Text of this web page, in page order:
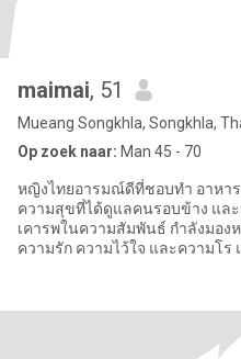
maimai, 51
Mueang Songkhla, Songkhla,
Op zoek naar: Man 45 - 70
หญิงไทยอารมณ์ดีที่ชอบทำ อาหา
ความสุขที่ได้ดูแลคนรอบข้าง แล
เคารพในความสัมพันธ์ กำลังมอ
ความรัก ความไว้ใจ และความโร